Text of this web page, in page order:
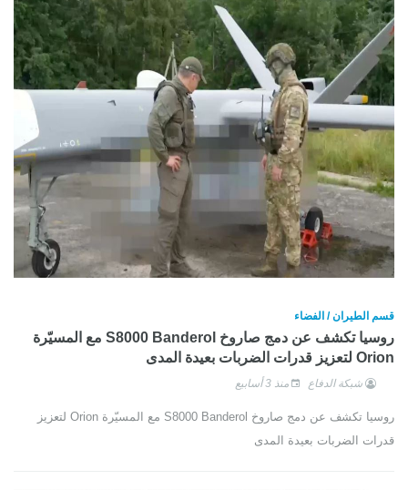
قسم الطيران / الفضاء
روسيا تكشف عن دمج صاروخ S8000 Banderol مع المسيّرة
Orion لتعزيز قدرات الضربات بعيدة المدى
شبكة الدفاع منذ 3 أسابيع
روسيا تكشف عن دمج صاروخ S8000 Banderol مع المسيّرة Orion لتعزيز
قدرات الضربات بعيدة المدى